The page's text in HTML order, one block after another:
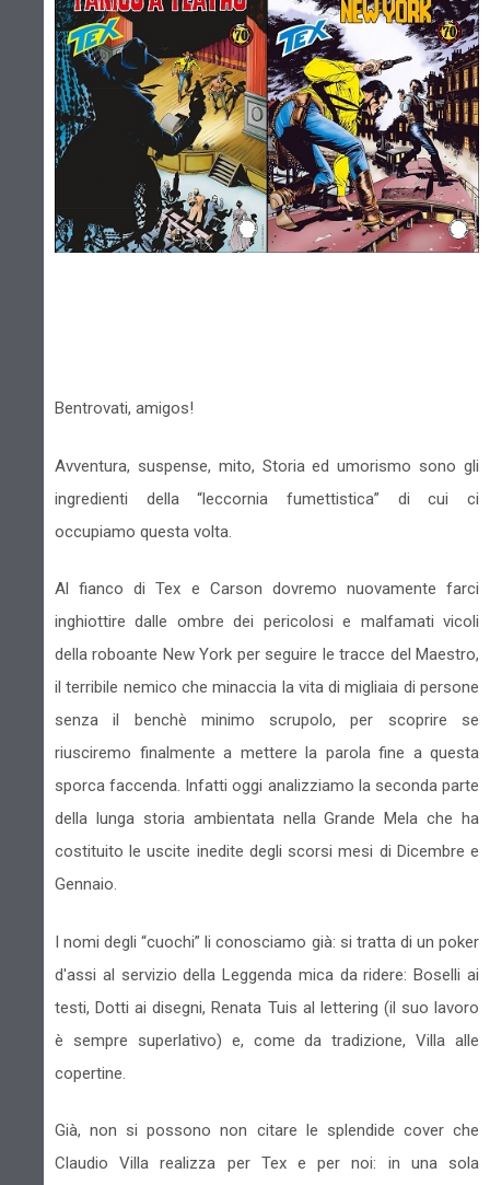
Bentrovati, amigos!
Avventura, suspense, mito, Storia ed umorismo sono gli
ingredienti della “leccornia fumettistica” di cui ci
occupiamo questa volta.
Al fianco di Tex e Carson dovremo nuovamente farci
inghiottire dalle ombre dei pericolosi e malfamati vicoli
della roboante New York per seguire le tracce del Maestro,
il terribile nemico che minaccia la vita di migliaia di persone
senza il benchè minimo scrupolo, per scoprire se
riusciremo finalmente a mettere la parola fine a questa
sporca faccenda. Infatti oggi analizziamo la seconda parte
della lunga storia ambientata nella Grande Mela che ha
costituito le uscite inedite degli scorsi mesi di Dicembre e
Gennaio.
I nomi degli “cuochi” li conosciamo già: si tratta di un poker
d'assi al servizio della Leggenda mica da ridere: Boselli ai
testi, Dotti ai disegni, Renata Tuis al lettering (il suo lavoro
è sempre superlativo) e, come da tradizione, Villa alle
copertine.
Già, non si possono non citare le splendide cover che
Claudio Villa realizza per Tex e per noi: in una sola